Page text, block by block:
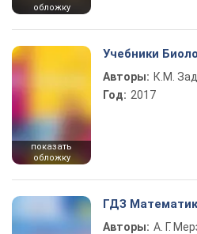
обложку
показать
обложку
Учебники
Авторы: К.М.
Год: 2017
ГДЗ
Авторы: А. Г.